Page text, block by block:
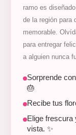
ramo es
de la región para
memorable.
para entregar
a alguien nunca
Sorprende
🎂
Recibe tus
Elige frescura
vista. ✨